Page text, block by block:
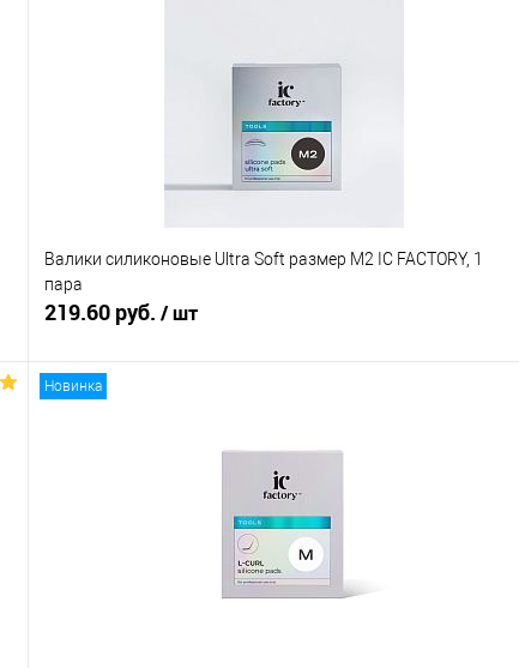
Валики силиконовые Ultra Soft размер M2 IC FACTORY, 1
пара
219.60 руб./ шт
Новинка